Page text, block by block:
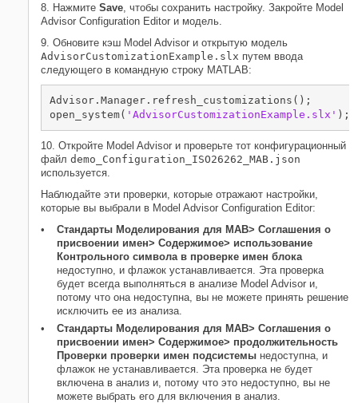
8. Нажмите Save , чтобы сохранить настройку. Закройте Model
Advisor Configuration Editor и модель.
9. Обновите кэш Model Advisor и открытую модель
AdvisorCustomizationExample.slx путем ввода
следующего в командную строку MATLAB:
Advisor.Manager.refresh_customizations();
open_system( 'AdvisorCustomizationExample.slx' );
10. Откройте Model Advisor и проверьте тот конфигурационный
файл demo_Configuration_ISO26262_MAB.json
используется.
Наблюдайте эти проверки, которые отражают настройки,
которые вы выбрали в Model Advisor Configuration Editor:
Стандарты Моделирования для MAB> Соглашения о
присвоении имен> Содержимое> использование
Контрольного символа в проверке имен блока
недоступно, и флажок устанавливается. Эта проверка
будет всегда выполняться в анализе Model Advisor и,
потому что она недоступна, вы не можете принять решение
исключить ее из анализа.
Стандарты Моделирования для MAB> Соглашения о
присвоении имен> Содержимое> продолжительность
Проверки проверки имен подсистемы недоступна, и
флажок не устанавливается. Эта проверка не будет
включена в анализ и, потому что это недоступно, вы не
можете выбрать его для включения в анализ.